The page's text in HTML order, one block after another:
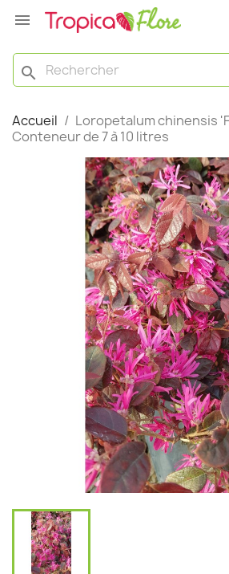

search
Accueil
Loropetalum chinensis
Conteneur de 7 à 10 litres